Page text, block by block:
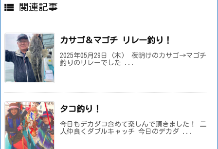
 関連記事
カサゴ＆マゴチ リレー釣り！
2025年05月29日（木） 夜明けのカサゴ→マゴチ
釣りのリレーでした ...
タコ釣り！
今日もデカダコ含めて楽しんで頂きました！ 二
人仲良くダブルキャッチ 今日のデカダ ...